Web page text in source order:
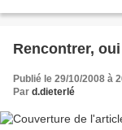
Rencontrer,
Publié le 29/10/2008 à
Par d.dieterlé